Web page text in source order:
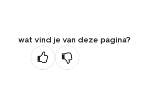
wat vind je van deze pagina?